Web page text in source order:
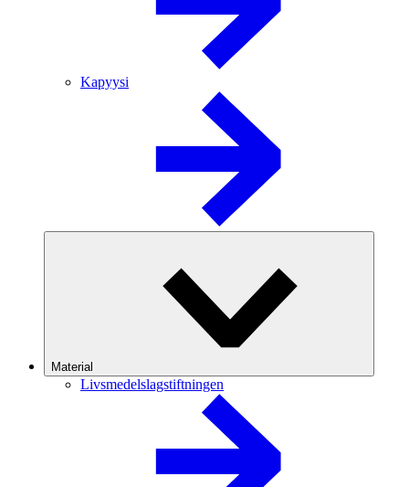
Kapyysi
Material
Livsmedelslagstiftningen